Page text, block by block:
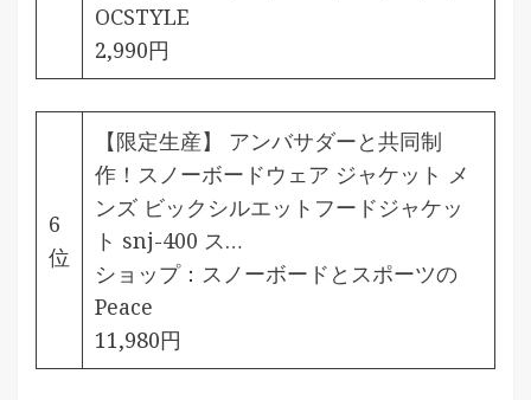
OCSTYLE
2,990円
6
位
【限定生産】 アンバサダーと共同制
作！スノーボードウェア ジャケット メ
ンズ ビックシルエットフードジャケッ
ト snj-400 ス…
ショップ： スノーボードとスポーツの
Peace
11,980円